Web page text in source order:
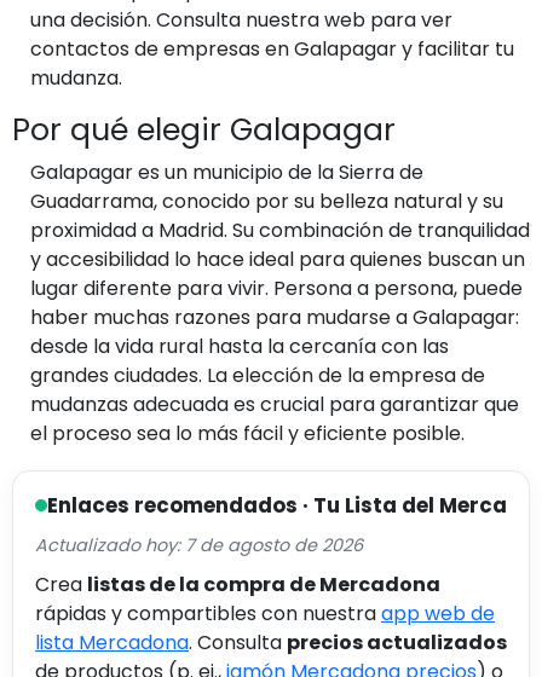
una decisión. Consulta nuestra web para ver
contactos de empresas en Galapagar y facilitar tu
mudanza.
Por qué elegir Galapagar
Galapagar es un municipio de la Sierra de
Guadarrama, conocido por su belleza natural y su
proximidad a Madrid. Su combinación de tranquilidad
y accesibilidad lo hace ideal para quienes buscan un
lugar diferente para vivir. Persona a persona, puede
haber muchas razones para mudarse a Galapagar:
desde la vida rural hasta la cercanía con las
grandes ciudades. La elección de la empresa de
mudanzas adecuada es crucial para garantizar que
el proceso sea lo más fácil y eficiente posible.
Enlaces recomendados · Tu Lista del Merca
Actualizado hoy: 7 de agosto de 2026
Crea listas de la compra de Mercadona
rápidas y compartibles con nuestraapp web de
lista Mercadona. Consulta precios actualizados
de productos (p. ej.,jamón Mercadona precios) o